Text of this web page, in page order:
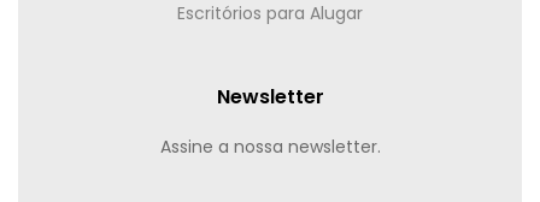
Escritórios para Alugar
Newsletter
Assine a nossa newsletter.